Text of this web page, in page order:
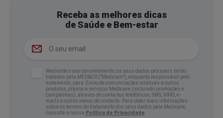
Que alimentos são permitidos e que
alimentos ficam de fora?
escolher os alimentos certos.
Estes são os alimentos permitidos na dieta
cetogénica:
Receba as melhores dicas
de Saúde e Bem-estar
Mediante o seu consentimento, os seus dados pessoais serão
tratados pela MED&CR ("Medicare"), enquanto responsável pelo
tratamento, para: Envio de comunicações relativas a outros
produtos, planos e serviços Medicare (incluindo promoções e
campanhas), através de contactos telefónicos, SMS, MMS, e-
mails e outros meios de contacto. Para obter mais informações
sobre os termos do tratamento dos seus dados pela Medicare,
consulte a nossa Política de Privacidade